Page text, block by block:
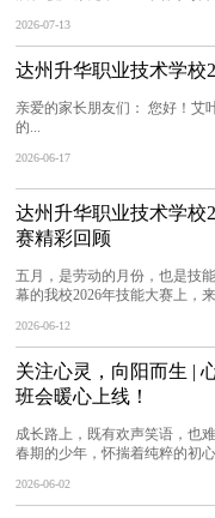
2026-07-13
达州升华职业技术学校
亲爱的家长朋友们： 您好！艾
的...
2026-06-17
达州升华职业技术学校
赛精彩回顾
五月，是劳动的月份，也是技
幕的我校2026年技能大赛上，
2026-06-12
关注心灵，向阳而生 |
班会暖心上线！
成长路上，既有欢声笑语，也
春期的少年，怀揣着纯粹的初
2026-06-02